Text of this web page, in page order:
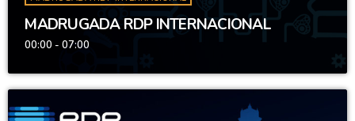
MADRUGADA RDP INTERNACIONAL
00:00 - 07:00